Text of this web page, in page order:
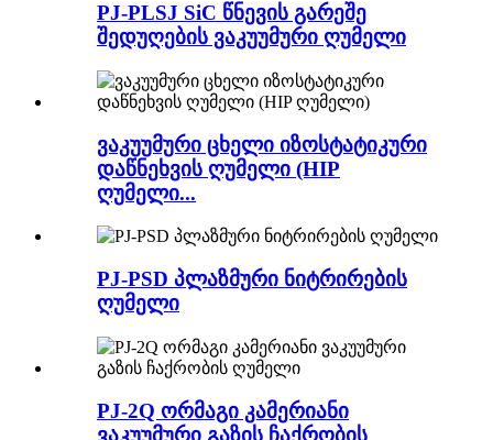
PJ-PLSJ SiC წნევის გარეშე
შედუღების ვაკუუმური ღუმელი
ვაკუუმური ცხელი იზოსტატიკური
დაწნეხვის ღუმელი (HIP
ღუმელი...
PJ-PSD პლაზმური ნიტრირების
ღუმელი
PJ-2Q ორმაგი კამერიანი
ვაკუუმური გაზის ჩაქრობის